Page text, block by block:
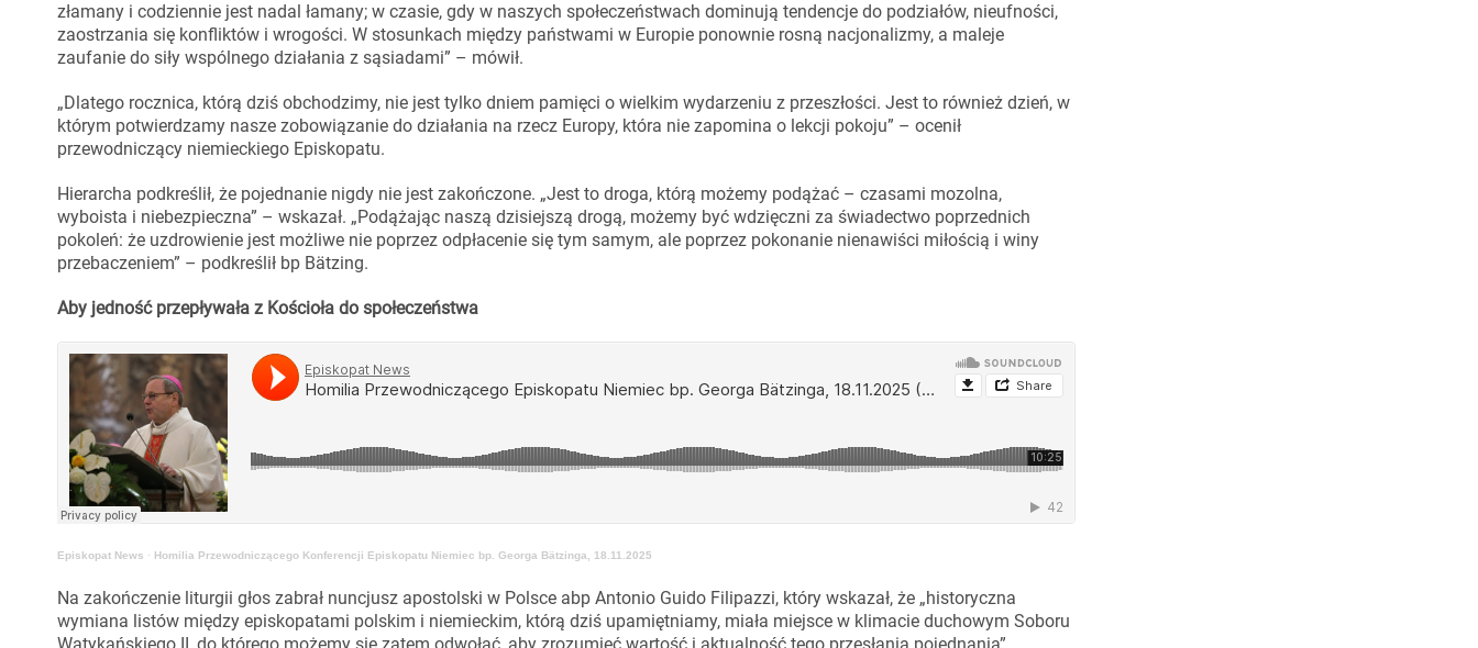
złamany i codziennie jest nadal łamany; w czasie, gdy w naszych społeczeństwach dominują tendencje do podziałów, nieufności,
zaostrzania się konfliktów i wrogości. W stosunkach między państwami w Europie ponownie rosną nacjonalizmy, a maleje
zaufanie do siły wspólnego działania z sąsiadami” – mówił.
„Dlatego rocznica, którą dziś obchodzimy, nie jest tylko dniem pamięci o wielkim wydarzeniu z przeszłości. Jest to również dzień, w
którym potwierdzamy nasze zobowiązanie do działania na rzecz Europy, która nie zapomina o lekcji pokoju” – ocenił
przewodniczący niemieckiego Episkopatu.
Hierarcha podkreślił, że pojednanie nigdy nie jest zakończone. „Jest to droga, którą możemy podążać – czasami mozolna,
wyboista i niebezpieczna” – wskazał. „Podążając naszą dzisiejszą drogą, możemy być wdzięczni za świadectwo poprzednich
pokoleń: że uzdrowienie jest możliwe nie poprzez odpłacenie się tym samym, ale poprzez pokonanie nienawiści miłością i winy
przebaczeniem” – podkreślił bp Bätzing.
Aby jedność przepływała z Kościoła do społeczeństwa
Episkopat News · Homilia Przewodniczącego Konferencji Episkopatu Niemiec bp. Georga Bätzinga, 18.11.2025
Na zakończenie liturgii głos zabrał nuncjusz apostolski w Polsce abp Antonio Guido Filipazzi, który wskazał, że „historyczna
wymiana listów między episkopatami polskim i niemieckim, którą dziś upamiętniamy, miała miejsce w klimacie duchowym Soboru